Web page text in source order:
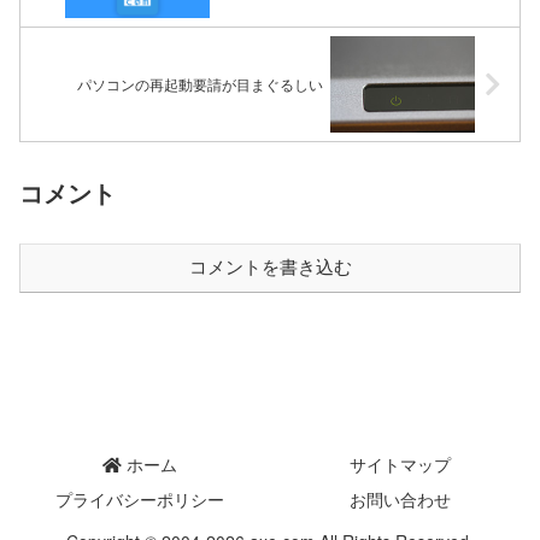
パソコンの再起動要請が目まぐるしい
コメント
コメントを書き込む
ホーム
サイトマップ
プライバシーポリシー
お問い合わせ